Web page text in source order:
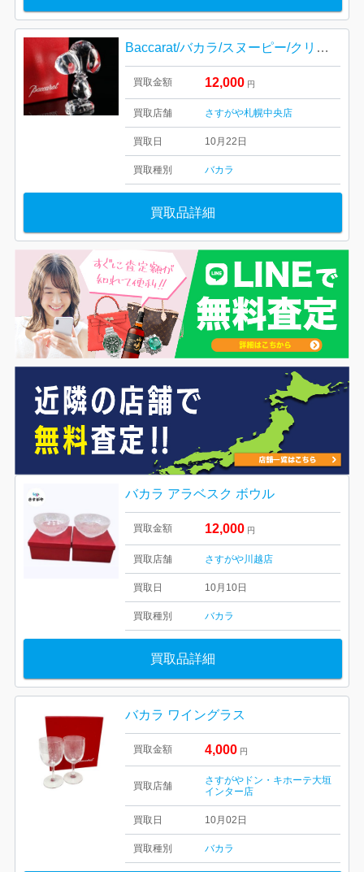
Baccarat/バカラ/スヌーピー/クリスタル/骨董/硝子/ガラス/オブジェ/人形/フィギュア/置物
買取金額 12,000 円
買取店舗 さすがや札幌中央店
買取日 10月22日
買取種別 バカラ
買取品詳細
バカラ アラベスク ボウル
買取金額 12,000 円
買取店舗 さすがや川越店
買取日 10月10日
買取種別 バカラ
買取品詳細
バカラ ワイングラス
買取金額 4,000 円
買取店舗
さすがやドン・キホーテ大垣
インター店
買取日 10月02日
買取種別 バカラ